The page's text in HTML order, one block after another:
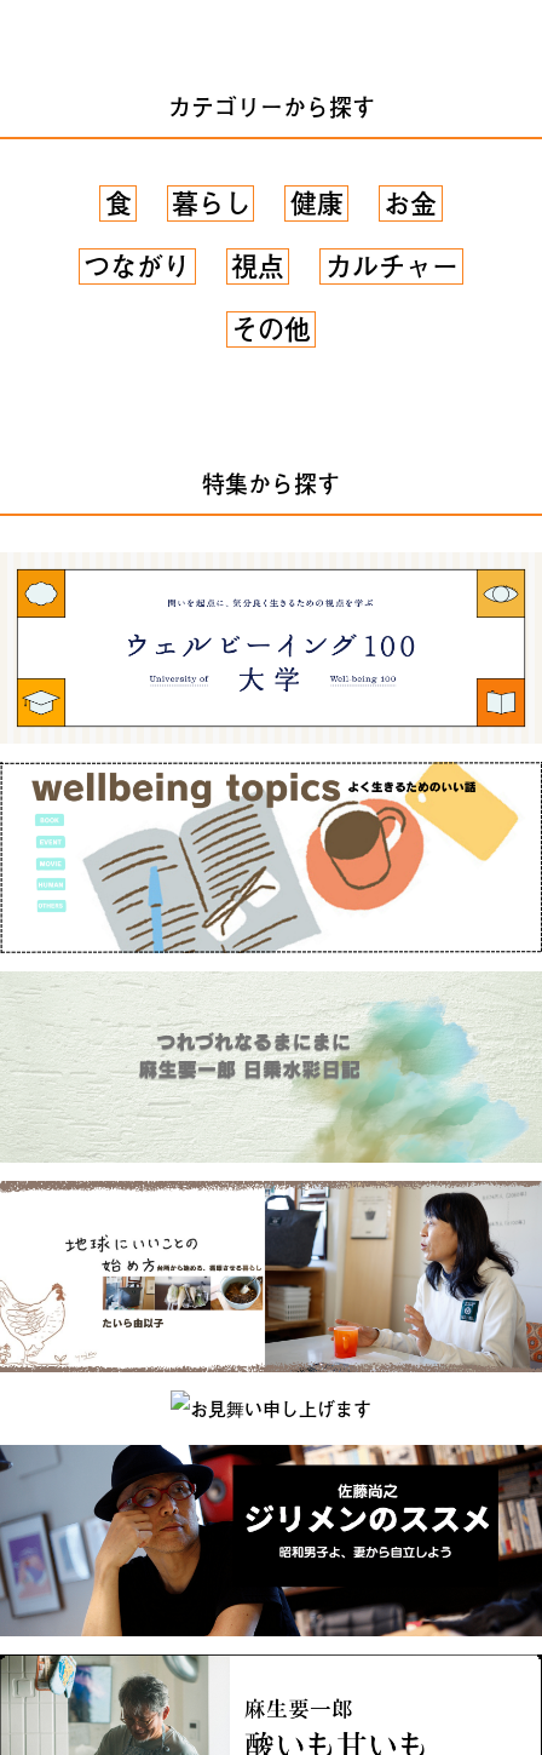
カテゴリーから探す
食 暮らし 健康
お金
つながり
視点
カルチャー
その他
特集から探す